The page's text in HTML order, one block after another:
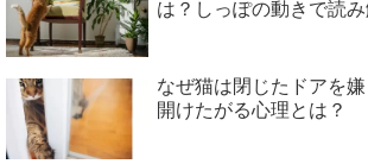
は？しっぽの動きで読
なぜ猫は閉じたドアを
開けたがる心理とは？